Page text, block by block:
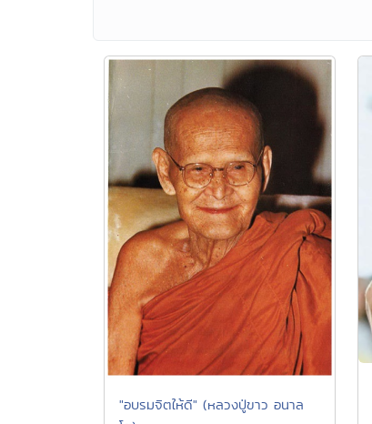
"อบรมจิตให้ดี" (หลวงปู่ขาว อนาล